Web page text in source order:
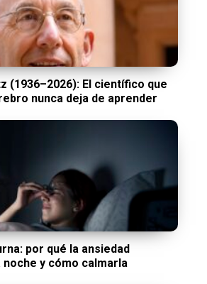
(1936–2026): El científico que
nunca deja de aprender
por qué la ansiedad
y cómo calmarla